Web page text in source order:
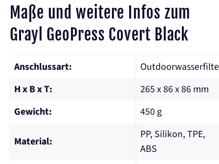
Maße und weitere Infos zum
Grayl GeoPress Covert Black
Anschlussart:
H x B x T:
265 x 86 x 86 mm
Gewicht:
450 g
Material:
PP, Silikon, TPE,
ABS